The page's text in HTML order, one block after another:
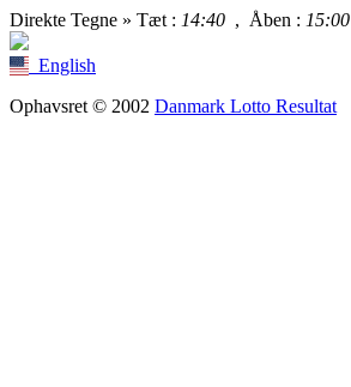
Direkte Tegne » Tæt : 14:40 , Åben : 15:00
English
Ophavsret © 2002 Danmark Lotto Resultat